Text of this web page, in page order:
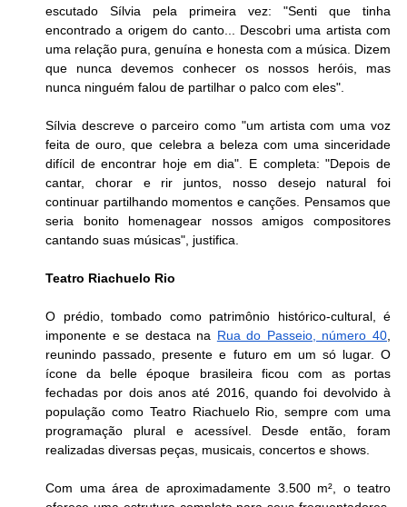
escutado Sílvia pela primeira vez: "Senti que tinha
encontrado a origem do canto... Descobri uma artista com
uma relação pura, genuína e honesta com a música. Dizem
que nunca devemos conhecer os nossos heróis, mas
nunca ninguém falou de partilhar o palco com eles".
Sílvia descreve o parceiro como "um artista com uma voz
feita de ouro, que celebra a beleza com uma sinceridade
difícil de encontrar hoje em dia". E completa: "Depois de
cantar, chorar e rir juntos, nosso desejo natural foi
continuar partilhando momentos e canções. Pensamos que
seria bonito homenagear nossos amigos compositores
cantando suas músicas", justifica.
Teatro Riachuelo Rio
O prédio, tombado como patrimônio histórico-cultural, é
imponente e se destaca na Rua do Passeio, número 40
reunindo passado, presente e futuro em um só lugar. O
ícone da belle époque brasileira ficou com as portas
fechadas por dois anos até 2016, quando foi devolvido à
população como Teatro Riachuelo Rio, sempre com uma
programação plural e acessível. Desde então, foram
realizadas diversas peças, musicais, concertos e shows.
Com uma área de aproximadamente 3.500 m², o teatro